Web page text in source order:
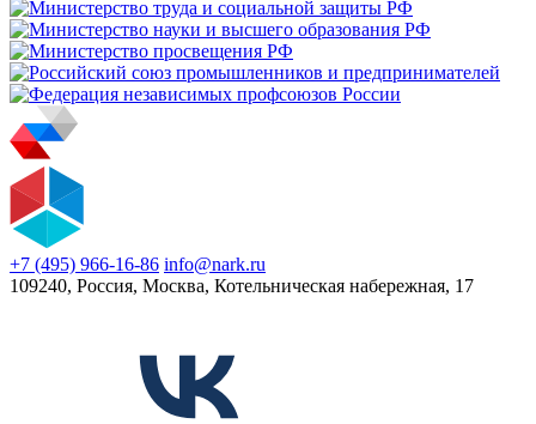
+7 (495) 966-16-86 info@nark.ru
109240, Россия, Москва, Котельническая набережная, 17